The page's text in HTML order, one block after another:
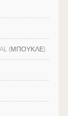
(ΜΠΟΥΚΛΕ)